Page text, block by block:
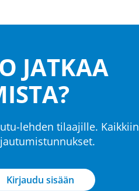
JATKAA
lehden tilaajille. Kaikkiin
Kirjaudu sisään